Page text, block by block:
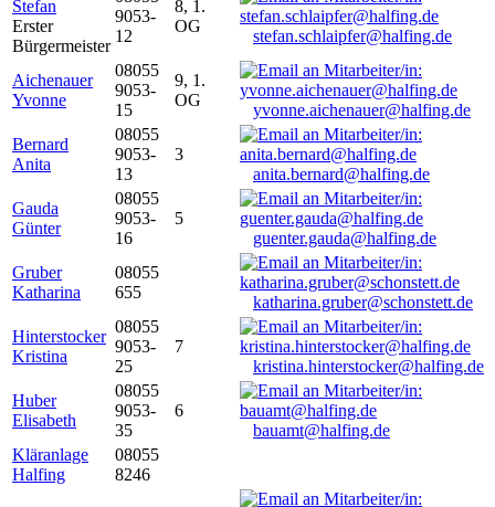
Stefan
Erster
Bürgermeister
9053-
12
8, 1.
OG
stefan.schlaipfer@halfing.de
Aichenauer
Yvonne
08055
9053-
15
9, 1.
OG
yvonne.aichenauer@halfing.de
Bernard
Anita
08055
9053-
13
3
anita.bernard@halfing.de
Gauda
Günter
08055
9053-
16
5
guenter.gauda@halfing.de
Gruber
Katharina
08055
655
katharina.gruber@schonstett.de
Hinterstocker
Kristina
08055
9053-
25
7
kristina.hinterstocker@halfing.de
Huber
Elisabeth
08055
9053-
35
6
bauamt@halfing.de
Kläranlage
Halfing
08055
8246